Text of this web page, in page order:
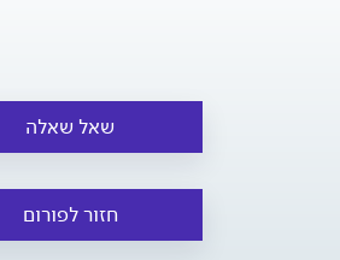
שאל שאלה
חזור לפורום